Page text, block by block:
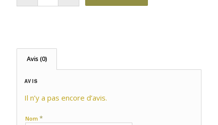
Avis (0)
AVIS
Il n’y a pas encore d’avis.
Nom *